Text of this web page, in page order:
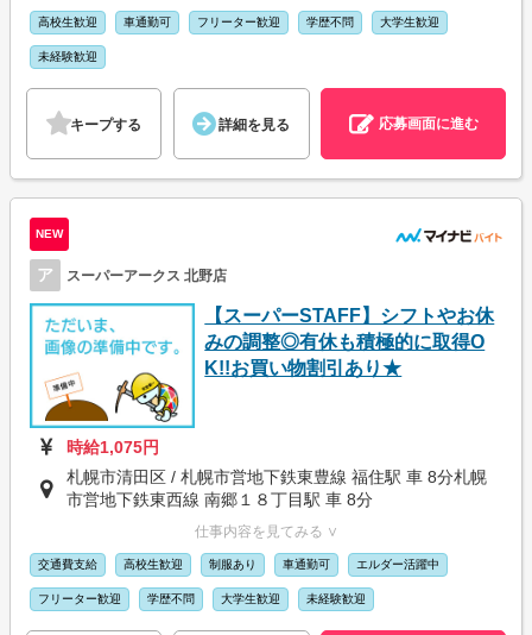
高校生歓迎 車通勤可 フリーター歓迎 学歴不問 大学生歓迎
未経験歓迎
キープする 詳細を見る 応募画面に進む
NEW
ア スーパーアークス 北野店
【スーパーSTAFF】シフトやお休
みの調整◎有休も積極的に取得O
K!!お買い物割引あり★
時給1,075円
札幌市清田区 / 札幌市営地下鉄東豊線 福住駅 車 8分札幌
市営地下鉄東西線 南郷１８丁目駅 車 8分
仕事内容を見てみる ∨
交通費支給 高校生歓迎 制服あり 車通勤可 エルダー活躍中
フリーター歓迎 学歴不問 大学生歓迎 未経験歓迎